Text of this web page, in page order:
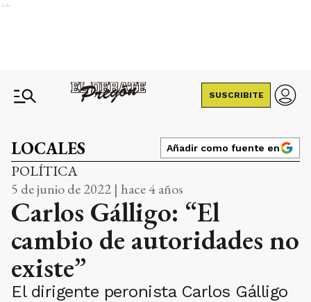
Ads
SUSCRIBITE
LOCALES Añadir como fuente en
POLÍTICA
5 de junio de 2022 | hace 4 años
Carlos Gálligo: “El
cambio de autoridades no
existe”
El dirigente peronista Carlos Gálligo